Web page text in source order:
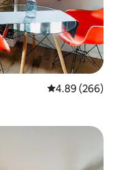
평점 4.89점(5
4.89 (266)